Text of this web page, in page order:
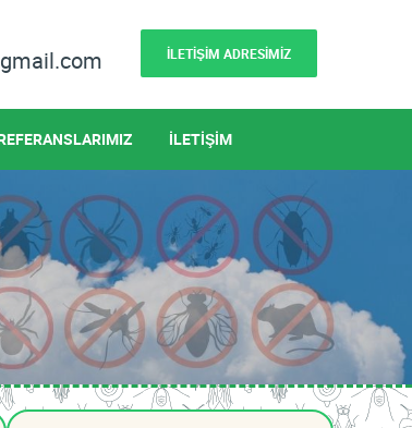
İLETİŞİM ADRESİMİZ
İLETİŞİM